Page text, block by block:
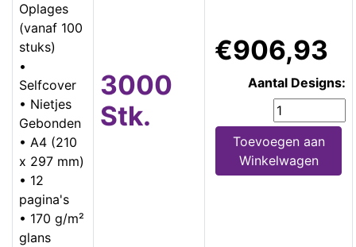
Oplages
(vanaf 100
stuks)
•
Selfcover
• Nietjes
Gebonden
• A4 (210
x 297 mm)
• 12
pagina's
• 170 g/m²
glans
3000
Stk.
€906,93
Aantal Designs:
Toevoegen aan
Winkelwagen